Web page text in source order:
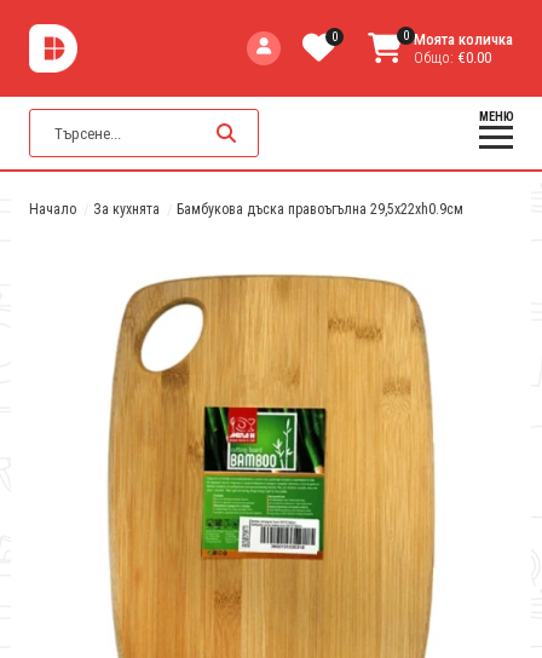
0 0 Моята количка
Общо: €0.00
МЕНЮ
Начало За кухнята Бамбукова дъска правоъгълна 29,5x22xh0.9см